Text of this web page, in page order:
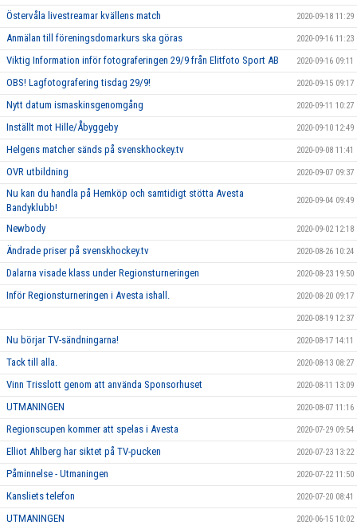
Östervåla livestreamar kvällens match 2020-09-18 11:29
Anmälan till föreningsdomarkurs ska göras 2020-09-16 11:23
Viktig Information inför fotograferingen 29/9 från Elitfoto Sport AB 2020-09-16 09:11
OBS! Lagfotografering tisdag 29/9! 2020-09-15 09:17
Nytt datum ismaskinsgenomgång 2020-09-11 10:27
Inställt mot Hille/Åbyggeby 2020-09-10 12:49
Helgens matcher sänds på svenskhockey.tv 2020-09-08 11:41
OVR utbildning 2020-09-07 09:37
Nu kan du handla på Hemköp och samtidigt stötta Avesta
Bandyklubb!
2020-09-04 09:49
Newbody 2020-09-02 12:18
Ändrade priser på svenskhockey.tv 2020-08-26 10:24
Dalarna visade klass under Regionsturneringen 2020-08-23 19:50
Inför Regionsturneringen i Avesta ishall. 2020-08-20 09:17
2020-08-19 12:37
Nu börjar TV-sändningarna! 2020-08-17 14:11
Tack till alla. 2020-08-13 08:27
Vinn Trisslott genom att använda Sponsorhuset 2020-08-11 13:09
UTMANINGEN 2020-08-07 11:16
Regionscupen kommer att spelas i Avesta 2020-07-29 09:54
Elliot Ahlberg har siktet på TV-pucken 2020-07-23 13:22
Påminnelse - Utmaningen 2020-07-22 11:50
Kansliets telefon 2020-07-20 08:41
UTMANINGEN 2020-06-15 10:02